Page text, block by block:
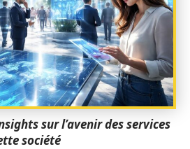
sur l’avenir des services
société